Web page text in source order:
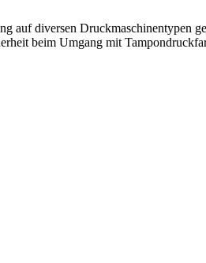
auf diversen Druckmaschinentypen
beim Umgang mit